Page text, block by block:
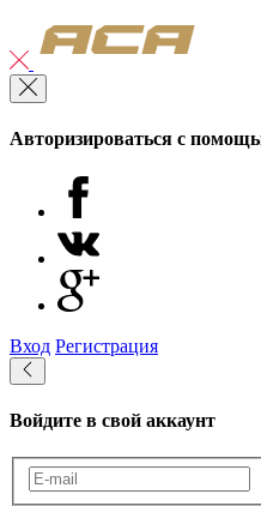
Авторизироваться с
Вход Регистрация
Войдите в свой аккаунт